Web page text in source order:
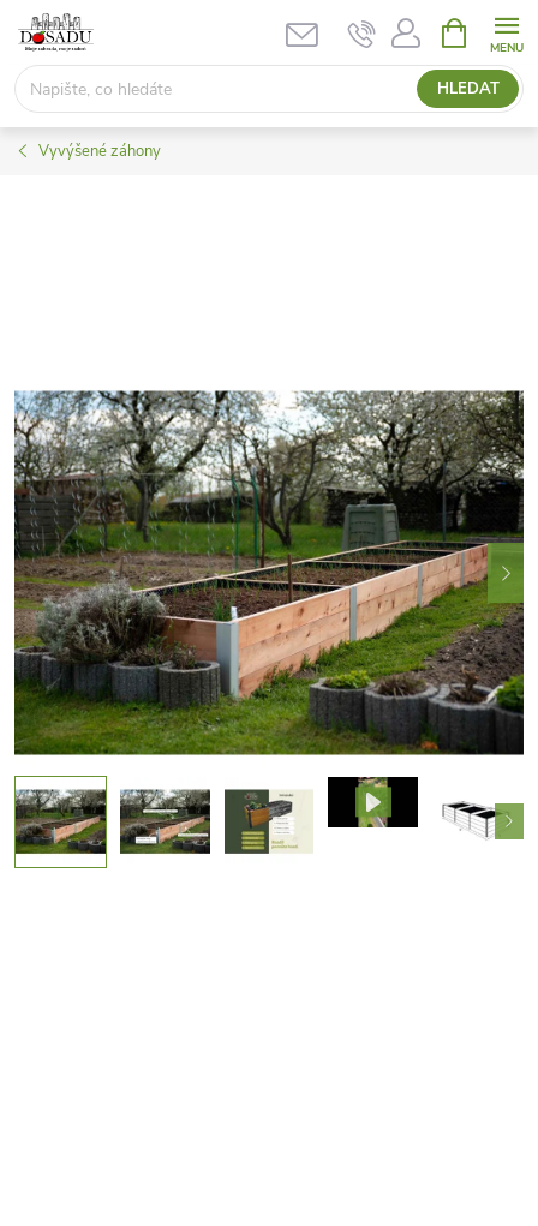
Přejít
obsah
HLEDAT
NÁKUPNÍ
KOŠÍK
Vyvýšené záhony